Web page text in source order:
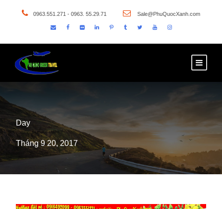
0963.551.271 - 0963. 55.29.71 Sale@PhuQuocXanh.com
Day
Tháng 9 20, 2017